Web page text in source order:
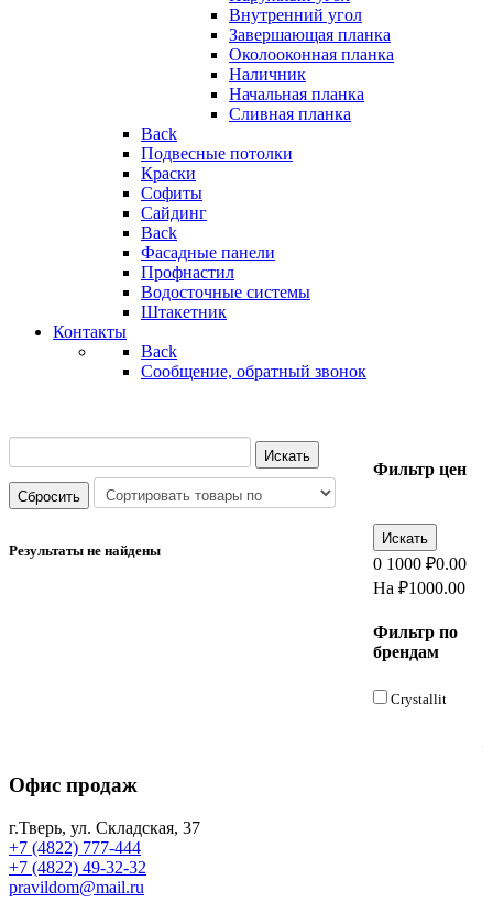
Внутренний угол
Завершающая планка
Околооконная планка
Наличник
Начальная планка
Сливная планка
Back
Подвесные потолки
Краски
Софиты
Сайдинг
Back
Фасадные панели
Профнастил
Водосточные системы
Штакетник
Контакты
Back
Сообщение, обратный звонок
Результаты не найдены
Фильтр цен
0 1000₽0.00
На ₽1000.00
Фильтр по
брендам
Crystallit
Офис продаж
г.Тверь, ул. Складская, 37
+7 (4822) 777-444
+7 (4822) 49-32-32
pravildom@mail.ru